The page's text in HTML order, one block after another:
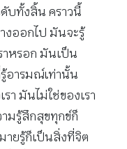
บทั้งสิ้น คราวนี้
งออกไป มันจะรู้
าหรอก มันเป็น
อารมณ์เท่านั้น
า มันไม่ใช่ของเรา
ามรู้สึกสุขทุกข์ก็
ายรู้ก็เป็นสิ่งที่จิต